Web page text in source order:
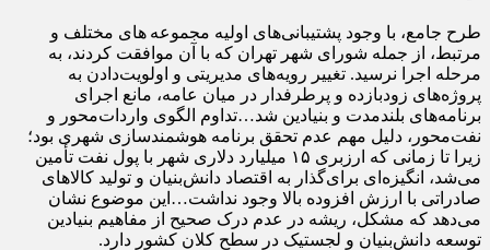
طرح جامع، با وجود پشتیبانی‌های اولیه مجموعه های مختلف و
مرتبط، از جمله شورای شهر تهران که با آن موافقت کردند، به
مرحله اجرا نرسید. تغییر رویه‌های مدیریتی و اولویت‌دادن به
پروژه‌های زودبازده و پرطرفدار در میان عامه، مانع اجرای
برنامه‌های بلندمدت و بنیادین شد…تداوم الگوی واردات‌محور و
نفت‌محور، دلیل مهم عدم تحقق برنامه هوشمندسازی شهری بود؛
زیرا تا زمانی که ارزبری ۱۵ میلیارد دلاری شهر با پول نفت تأمین
می‌شد، انگیزه‌ای برای‌گذار به اقتصاد دانش‌بنیان و تولید کالاهای
صادراتی با ارزش افزوده بالا وجود نداشت…این موضوع نشان
می‌دهد که مشکل، ریشه در عدم درک صحیح از مفاهیم بنیادین
توسعه دانش‌بنیان و لجستیک در سطح کلان کشور دارد.